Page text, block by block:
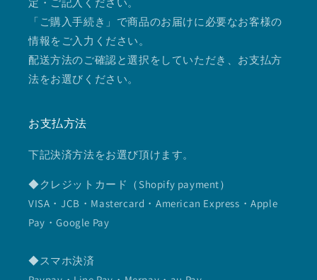
定・ご記入ください。
「ご購入手続き」で商品のお届けに必要なお客様の
情報をご入力ください。
配送方法のご確認と選択をしていただき、お支払方
法をお選びください。
お支払方法
下記決済方法をお選び頂けます。
◆クレジットカード（Shopify payment）
VISA・JCB・Mastercard・American Express・Apple
Pay・Google Pay
◆スマホ決済